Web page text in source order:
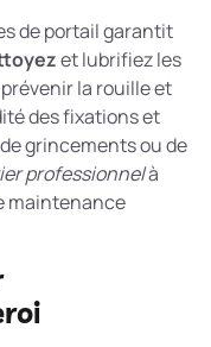
de portail garantit
et lubrifiez les
la rouille et
des fixations et
grincements ou de
professionnelà
maintenance